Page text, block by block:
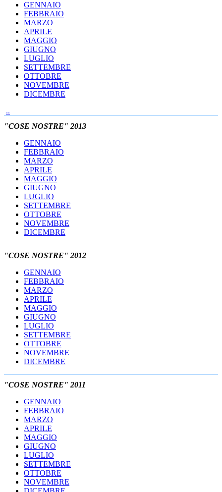
GENNAIO
FEBBRAIO
MARZO
APRILE
MAGGIO
GIUGNO
LUGLIO
SETTEMBRE
OTTOBRE
NOVEMBRE
DICEMBRE
..
"COSE NOSTRE" 2013
GENNAIO
FEBBRAIO
MARZO
APRILE
MAGGIO
GIUGNO
LUGLIO
SETTEMBRE
OTTOBRE
NOVEMBRE
DICEMBRE
"COSE NOSTRE" 2012
GENNAIO
FEBBRAIO
MARZO
APRILE
MAGGIO
GIUGNO
LUGLIO
SETTEMBRE
OTTOBRE
NOVEMBRE
DICEMBRE
"COSE NOSTRE" 2011
GENNAIO
FEBBRAIO
MARZO
APRILE
MAGGIO
GIUGNO
LUGLIO
SETTEMBRE
OTTOBRE
NOVEMBRE